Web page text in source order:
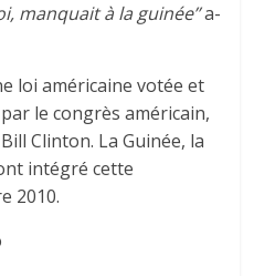
manquait à la guinée’’a-
loi américaine votée et
le congrès américain,
Clinton. La Guinée, la
intégré cette
2010.